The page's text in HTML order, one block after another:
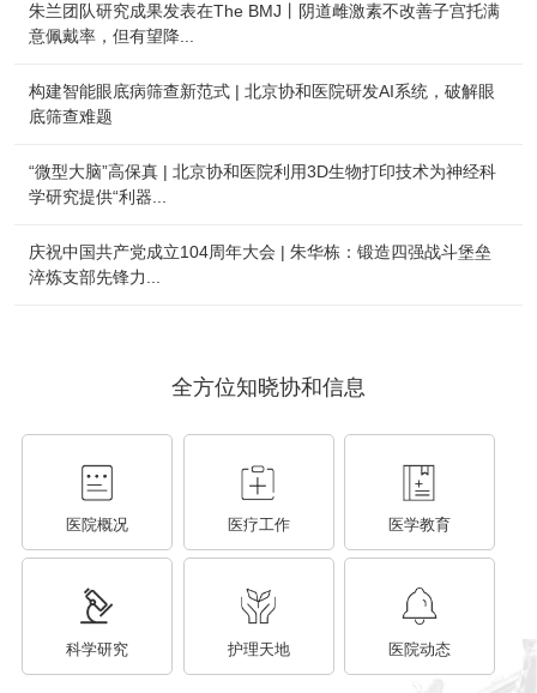
朱兰团队研究成果发表在The BMJ丨阴道雌激素不改善子宫托满
意佩戴率，但有望降...
构建智能眼底病筛查新范式 | 北京协和医院研发AI系统，破解眼
底筛查难题
“微型大脑”高保真 | 北京协和医院利用3D生物打印技术为神经科
学研究提供“利器...
庆祝中国共产党成立104周年大会 | 朱华栋：锻造四强战斗堡垒
淬炼支部先锋力...
全方位知晓协和信息
医院概况 医疗工作 医学教育
科学研究 护理天地 医院动态